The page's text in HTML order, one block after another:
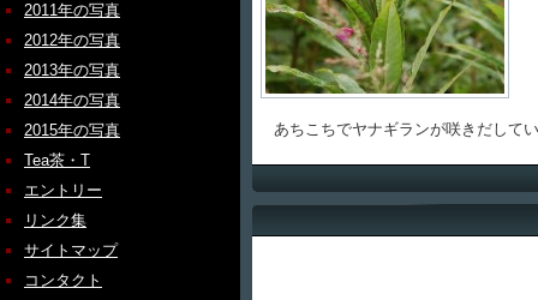
2011年の写真
2012年の写真
2013年の写真
2014年の写真
2015年の写真
Tea茶・T
エントリー
リンク集
サイトマップ
コンタクト
あちこちでヤナギランが咲きだして